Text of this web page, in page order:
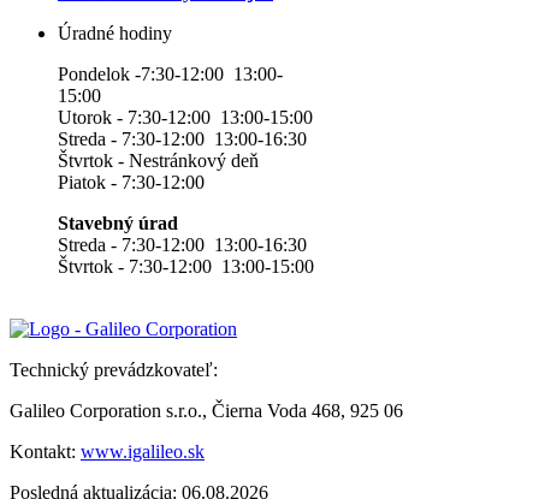
Úradné hodiny
Pondelok -7:30-12:00 13:00-
15:00
Utorok - 7:30-12:00 13:00-15:00
Streda - 7:30-12:00 13:00-16:30
Štvrtok - Nestránkový deň
Piatok - 7:30-12:00
Stavebný úrad
Streda - 7:30-12:00 13:00-16:30
Štvrtok - 7:30-12:00 13:00-15:00
Technický prevádzkovateľ:
Galileo Corporation s.r.o., Čierna Voda 468, 925 06
Kontakt: www.igalileo.sk
Posledná aktualizácia: 06.08.2026